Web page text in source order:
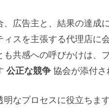
広告主と、結果の達成
スを主張する代理店に
も共感への呼びかけは、
公正な競争 協会が添付さ
なプロセスに役立ちま